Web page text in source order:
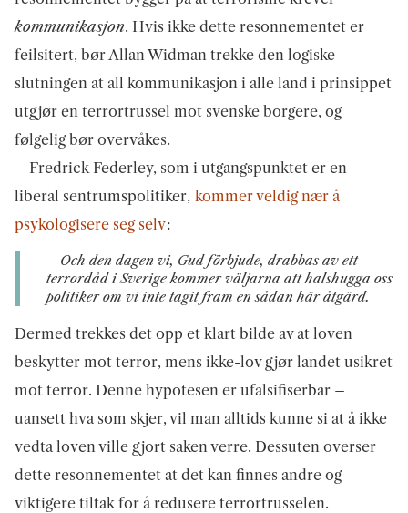
kommunikasjon. Hvis ikke dette resonnementet er
feilsitert, bør Allan Widman trekke den logiske
slutningen at all kommunikasjon i alle land i prinsippet
utgjør en terrortrussel mot svenske borgere, og
følgelig bør overvåkes.
Fredrick Federley, som i utgangspunktet er en
liberal sentrumspolitiker, kommer veldig nær å
psykologisere seg selv:
– Och den dagen vi, Gud förbjude, drabbas av ett
terrordåd i Sverige kommer väljarna att halshugga oss
politiker om vi inte tagit fram en sådan här åtgärd.
Dermed trekkes det opp et klart bilde av at loven
beskytter mot terror, mens ikke-lov gjør landet usikret
mot terror. Denne hypotesen er ufalsifiserbar –
uansett hva som skjer, vil man alltids kunne si at å ikke
vedta loven ville gjort saken verre. Dessuten overser
dette resonnementet at det kan finnes andre og
viktigere tiltak for å redusere terrortrusselen.